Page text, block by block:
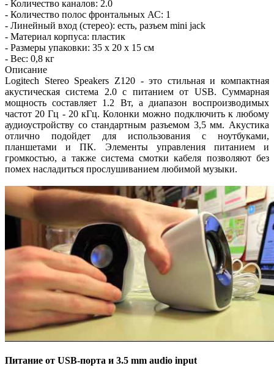
- Количество каналов: 2.0
- Количество полос фронтальных АС: 1
- Линейный вход (стерео): есть, разъем mini jack
- Материал корпуса: пластик
- Размеры упаковки: 35 x 20 x 15 см
- Вес: 0,8 кг
Описание
Logitech Stereo Speakers Z120 - это стильная и компактная
акустическая система 2.0 с питанием от USB. Суммарная
мощность составляет 1.2 Вт, а диапазон воспроизводимых
частот 20 Гц - 20 кГц. Колонки можно подключить к любому
аудиоустройству со стандартным разъемом 3,5 мм. Акустика
отлично подойдет для использования с ноутбуками,
планшетами и ПК. Элементы управления питанием и
громкостью, а также система смотки кабеля позволяют без
помех насладиться прослушиванием любимой музыки.
Питание от USB-порта и 3.5 mm audio input